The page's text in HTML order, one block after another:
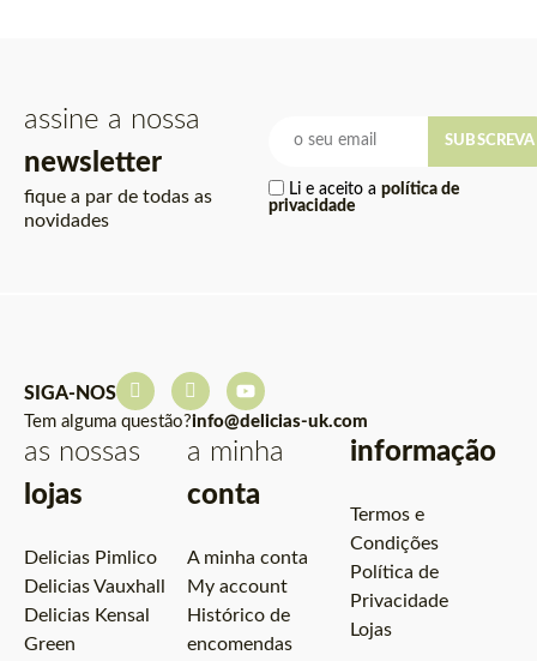
assine a nossa
newsletter
fique a par de todas as
novidades
Li e aceito a política de
privacidade
SUBSCREVA
SIGA-NOS
Tem alguma questão?info@delicias-uk.com
as nossas
lojas
Delicias Pimlico
Delicias Vauxhall
Delicias Kensal
Green
a minha
conta
A minha conta
My account
Histórico de
encomendas
informação
Termos e
Condições
Política de
Privacidade
Lojas